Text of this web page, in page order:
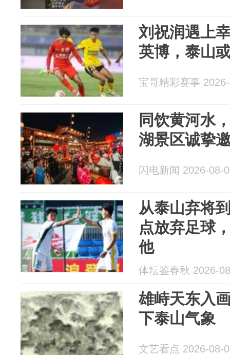
刘祝润遇上
英博，泰山
宝哥精彩赛事
同饮黄河水
湖景区诚挚
闪电新闻 2026-08-
从泰山弃将
点放弃足球
他
体坛鉴春秋 2026-
雄峙天东入
下泰山气象
文艺看点 2026-08-